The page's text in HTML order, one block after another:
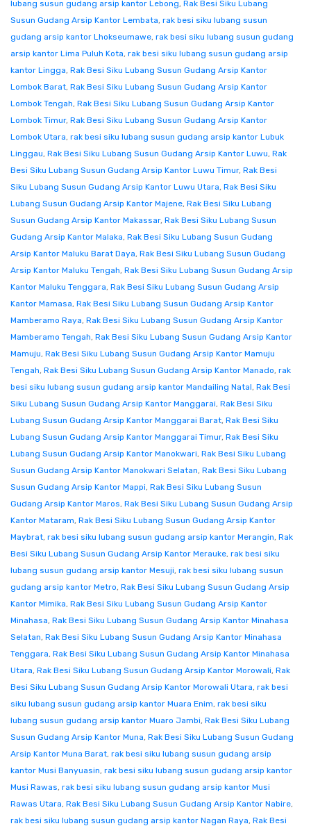
lubang susun gudang arsip kantor Lebong, Rak Besi Siku Lubang
Susun Gudang Arsip Kantor Lembata, rak besi siku lubang susun
gudang arsip kantor Lhokseumawe, rak besi siku lubang susun gudang
arsip kantor Lima Puluh Kota, rak besi siku lubang susun gudang arsip
kantor Lingga, Rak Besi Siku Lubang Susun Gudang Arsip Kantor
Lombok Barat, Rak Besi Siku Lubang Susun Gudang Arsip Kantor
Lombok Tengah, Rak Besi Siku Lubang Susun Gudang Arsip Kantor
Lombok Timur, Rak Besi Siku Lubang Susun Gudang Arsip Kantor
Lombok Utara, rak besi siku lubang susun gudang arsip kantor Lubuk
Linggau, Rak Besi Siku Lubang Susun Gudang Arsip Kantor Luwu, Rak
Besi Siku Lubang Susun Gudang Arsip Kantor Luwu Timur, Rak Besi
Siku Lubang Susun Gudang Arsip Kantor Luwu Utara, Rak Besi Siku
Lubang Susun Gudang Arsip Kantor Majene, Rak Besi Siku Lubang
Susun Gudang Arsip Kantor Makassar, Rak Besi Siku Lubang Susun
Gudang Arsip Kantor Malaka, Rak Besi Siku Lubang Susun Gudang
Arsip Kantor Maluku Barat Daya, Rak Besi Siku Lubang Susun Gudang
Arsip Kantor Maluku Tengah, Rak Besi Siku Lubang Susun Gudang Arsip
Kantor Maluku Tenggara, Rak Besi Siku Lubang Susun Gudang Arsip
Kantor Mamasa, Rak Besi Siku Lubang Susun Gudang Arsip Kantor
Mamberamo Raya, Rak Besi Siku Lubang Susun Gudang Arsip Kantor
Mamberamo Tengah, Rak Besi Siku Lubang Susun Gudang Arsip Kantor
Mamuju, Rak Besi Siku Lubang Susun Gudang Arsip Kantor Mamuju
Tengah, Rak Besi Siku Lubang Susun Gudang Arsip Kantor Manado, rak
besi siku lubang susun gudang arsip kantor Mandailing Natal, Rak Besi
Siku Lubang Susun Gudang Arsip Kantor Manggarai, Rak Besi Siku
Lubang Susun Gudang Arsip Kantor Manggarai Barat, Rak Besi Siku
Lubang Susun Gudang Arsip Kantor Manggarai Timur, Rak Besi Siku
Lubang Susun Gudang Arsip Kantor Manokwari, Rak Besi Siku Lubang
Susun Gudang Arsip Kantor Manokwari Selatan, Rak Besi Siku Lubang
Susun Gudang Arsip Kantor Mappi, Rak Besi Siku Lubang Susun
Gudang Arsip Kantor Maros, Rak Besi Siku Lubang Susun Gudang Arsip
Kantor Mataram, Rak Besi Siku Lubang Susun Gudang Arsip Kantor
Maybrat, rak besi siku lubang susun gudang arsip kantor Merangin, Rak
Besi Siku Lubang Susun Gudang Arsip Kantor Merauke, rak besi siku
lubang susun gudang arsip kantor Mesuji, rak besi siku lubang susun
gudang arsip kantor Metro, Rak Besi Siku Lubang Susun Gudang Arsip
Kantor Mimika, Rak Besi Siku Lubang Susun Gudang Arsip Kantor
Minahasa, Rak Besi Siku Lubang Susun Gudang Arsip Kantor Minahasa
Selatan, Rak Besi Siku Lubang Susun Gudang Arsip Kantor Minahasa
Tenggara, Rak Besi Siku Lubang Susun Gudang Arsip Kantor Minahasa
Utara, Rak Besi Siku Lubang Susun Gudang Arsip Kantor Morowali, Rak
Besi Siku Lubang Susun Gudang Arsip Kantor Morowali Utara, rak besi
siku lubang susun gudang arsip kantor Muara Enim, rak besi siku
lubang susun gudang arsip kantor Muaro Jambi, Rak Besi Siku Lubang
Susun Gudang Arsip Kantor Muna, Rak Besi Siku Lubang Susun Gudang
Arsip Kantor Muna Barat, rak besi siku lubang susun gudang arsip
kantor Musi Banyuasin, rak besi siku lubang susun gudang arsip kantor
Musi Rawas, rak besi siku lubang susun gudang arsip kantor Musi
Rawas Utara, Rak Besi Siku Lubang Susun Gudang Arsip Kantor Nabire,
rak besi siku lubang susun gudang arsip kantor Nagan Raya, Rak Besi